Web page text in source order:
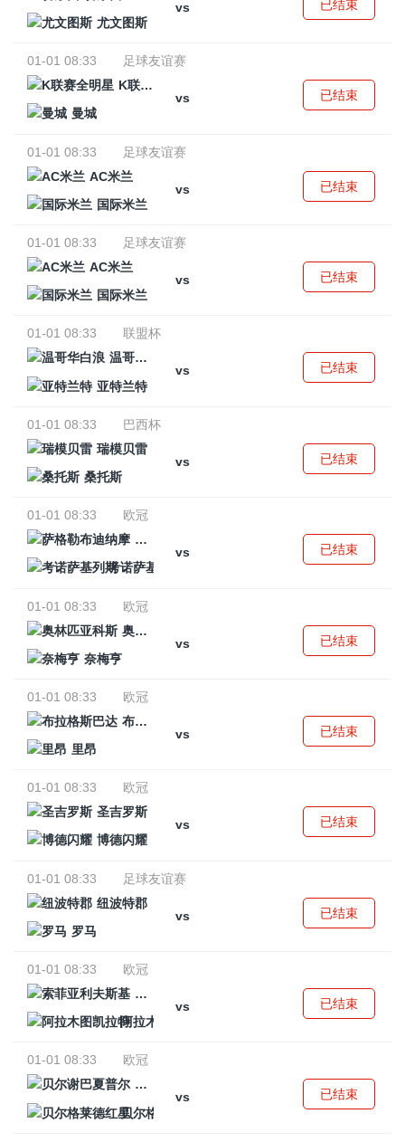
vs
尤文图斯
已结束
01-01 08:33
足球友谊赛
K联赛全明星
vs
曼城
已结束
01-01 08:33
足球友谊赛
AC米兰
vs
国际米兰
已结束
01-01 08:33
足球友谊赛
AC米兰
vs
国际米兰
已结束
01-01 08:33
联盟杯
温哥华白浪
vs
亚特兰特
已结束
01-01 08:33
巴西杯
瑞模贝雷
vs
桑托斯
已结束
01-01 08:33
欧冠
萨格勒布迪纳摩
vs
考诺萨基列斯
已结束
01-01 08:33
欧冠
奥林匹亚科斯
vs
奈梅亨
已结束
01-01 08:33
欧冠
布拉格斯巴达
vs
里昂
已结束
01-01 08:33
欧冠
圣吉罗斯
vs
博德闪耀
已结束
01-01 08:33
足球友谊赛
纽波特郡
vs
罗马
已结束
01-01 08:33
欧冠
索菲亚利夫斯基
vs
阿拉木图凯拉特
已结束
01-01 08:33
欧冠
贝尔谢巴夏普尔
vs
贝尔格莱德红星
已结束